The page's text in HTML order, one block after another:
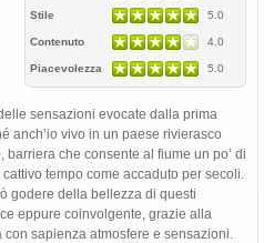
Stile 5.0
Contenuto 4.0
Piacevolezza 5.0
sensazioni evocate dalla prima
anch’io vivo in un paese rivierasco
che consente al fiume un po’ di
tempo come accaduto per secoli.
godere della bellezza di questi
eppure coinvolgente, grazie alla
sapienza atmosfere e sensazioni.